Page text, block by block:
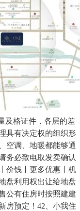
及格证件，各层的差
具有决定权的组织形
空调、地暖都能够通
务必致电取发卖确认
价钱丨更多优惠丨机
盘利用权出让给地盘
公有住房时按照建建
房预定！42、小我住